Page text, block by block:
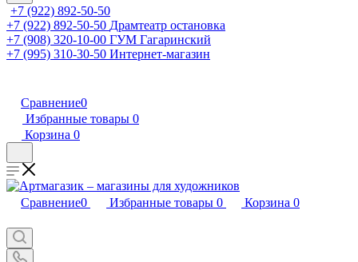
+7 (922) 892-50-50
+7 (922) 892-50-50 Драмтеатр остановка
+7 (908) 320-10-00 ГУМ Гагаринский
+7 (995) 310-30-50 Интернет-магазин
Сравнение0
Избранные товары 0
Корзина 0
Сравнение0 Избранные товары 0 Корзина 0